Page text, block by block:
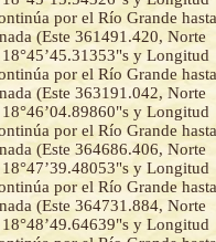
por el Río Grande
(Este 361491.420, Norte
y Longitud
por el Río Grande
(Este 363191.042, Norte
y Longitud
por el Río Grande
(Este 364686.406, Norte
y Longitud
por el Río Grande
(Este 364731.884, Norte
y Longitud